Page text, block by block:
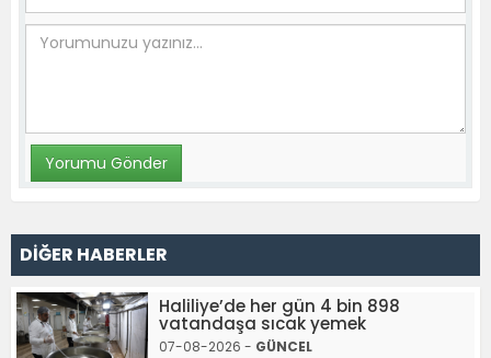
DİĞER HABERLER
Haliliye’de her gün 4 bin 898
vatandaşa sıcak yemek
07-08-2026 - GÜNCEL